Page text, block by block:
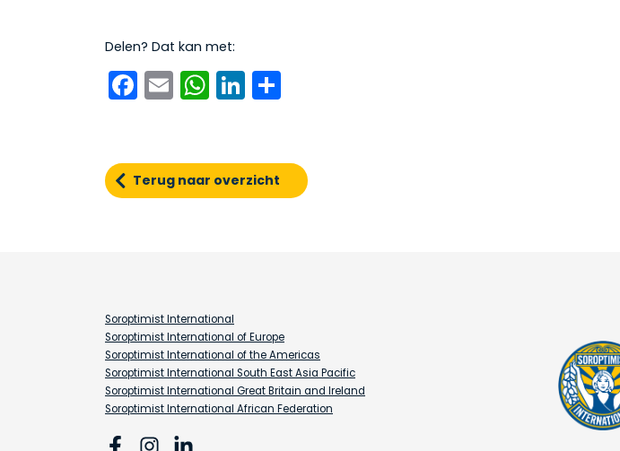
Delen? Dat kan met:
Facebook
EmailWhatsApp
LinkedIn
Terug naar overzicht
Soroptimist International
Soroptimist International of Europe
Soroptimist International of the Americas
Soroptimist International South East Asia Pacific
Soroptimist International Great Britain and Ireland
Soroptimist International African Federation